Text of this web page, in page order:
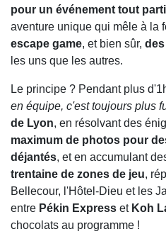
pour un événement tout
aventure unique qui mêle à la
escape game, et bien sûr,
les uns que les autres.
Le principe ? Pendant plus
en équipe, c'est toujours plus
de Lyon, en résolvant des
maximum de photos pour
déjantés, et en accumulant
trentaine de zones de jeu,
Bellecour, l'Hôtel-Dieu et les
entre Pékin Express et Koh
chocolats au programme !